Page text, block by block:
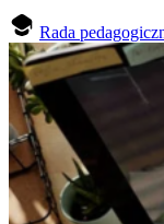
Rada